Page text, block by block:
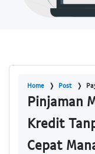
Home Post
Pinjaman
Kredit
Cepat